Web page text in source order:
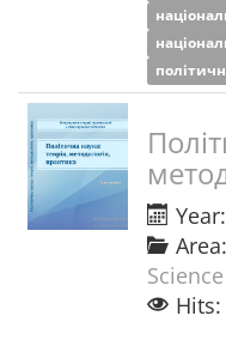
Area:
Science
Hits: